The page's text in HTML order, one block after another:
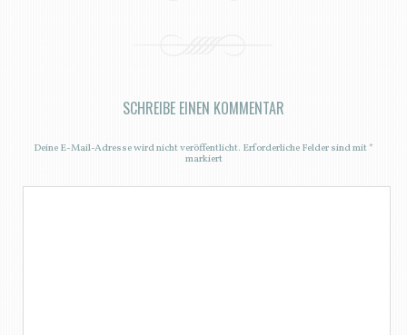
SCHREIBE EINEN KOMMENTAR
Deine E-Mail-Adresse wird nicht veröffentlicht. Erforderliche Felder sind mit*
markiert